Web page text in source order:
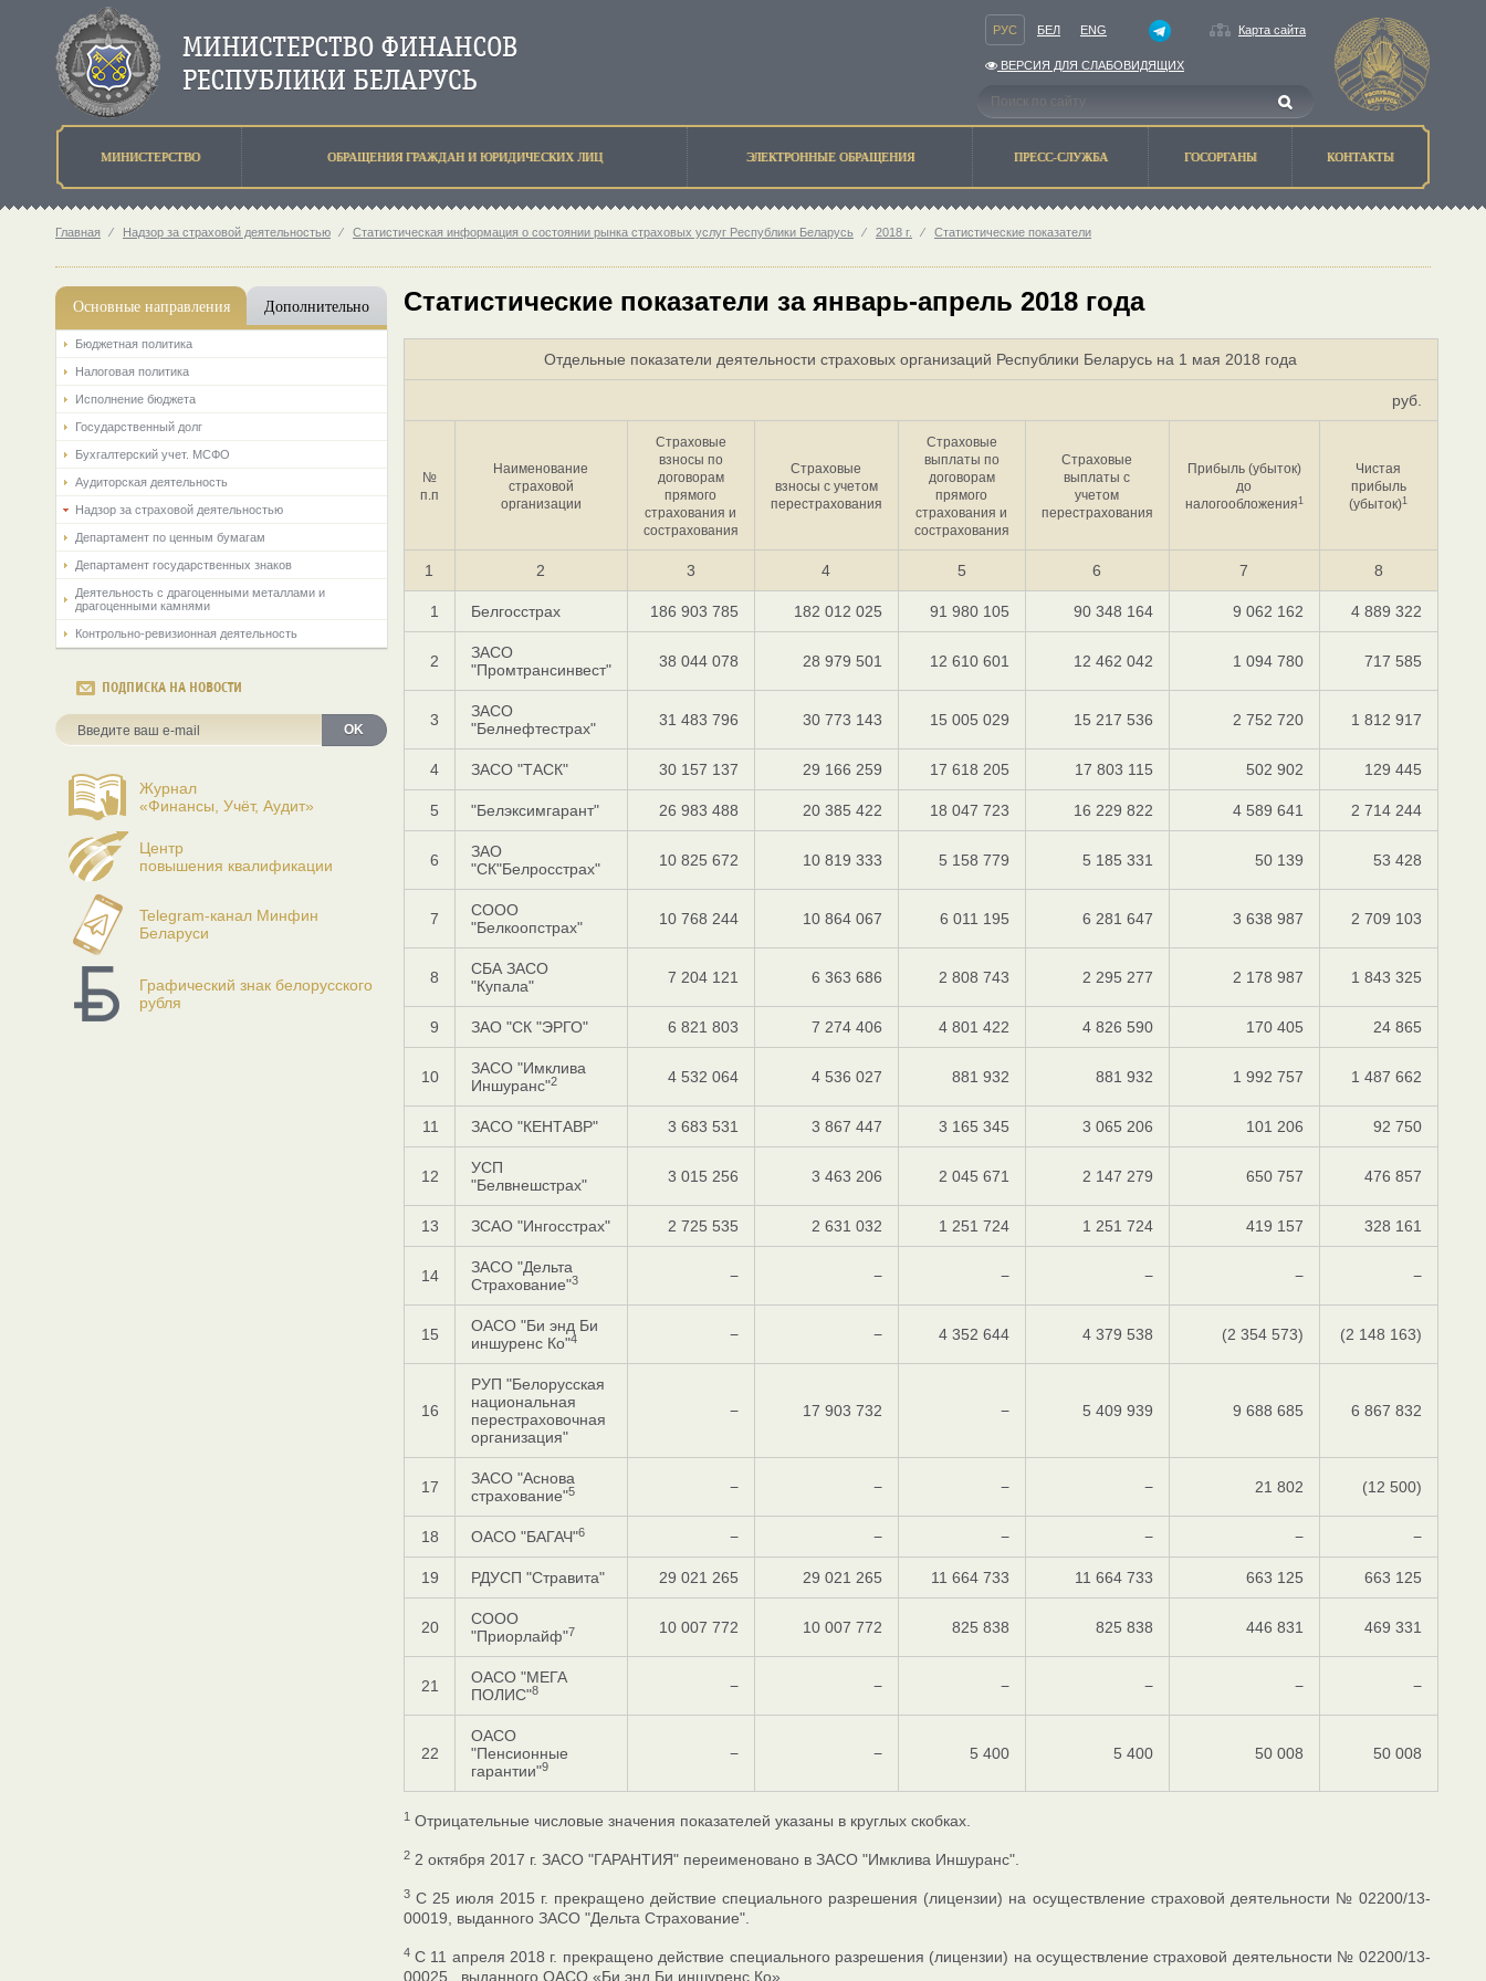
РУС БЕЛ ENG Карта сайта
ВЕРСИЯ ДЛЯ СЛАБОВИДЯЩИХ
МИНИСТЕРСТВО ОБРАЩЕНИЯ ГРАЖДАН И ЮРИДИЧЕСКИХ ЛИЦ ЭЛЕКТРОННЫЕ ОБРАЩЕНИЯ ПРЕСС-СЛУЖБА ГОСОРГАНЫ КОНТАКТЫ
Главная ⁄ Надзор за страховой деятельностью ⁄ Статистическая информация о состоянии рынка страховых услуг Республики Беларусь ⁄ 2018 г. ⁄ Статистические показатели
Основные направления Дополнительно
Бюджетная политика
Налоговая политика
Исполнение бюджета
Государственный долг
Бухгалтерский учет. МСФО
Аудиторская деятельность
Надзор за страховой деятельностью
Департамент по ценным бумагам
Департамент государственных знаков
Деятельность с драгоценными металлами и
драгоценными камнями
Контрольно-ревизионная деятельность
ПОДПИСКА НА НОВОСТИ
OK
Журнал
«Финансы, Учёт, Аудит»
Центр
повышения квалификации
Telegram-канал Минфин
Беларуси
Графический знак белорусского
рубля
Статистические показатели за январь-апрель 2018 года
Отдельные показатели деятельности страховых организаций Республики Беларусь на 1 мая 2018 года
руб.
№
п.п
Наименование
страховой
организации
Страховые
взносы по
договорам
прямого
страхования и
сострахования
Страховые
взносы с учетом
перестрахования
Страховые
выплаты по
договорам
прямого
страхования и
сострахования
Страховые
выплаты с
учетом
перестрахования
Прибыль (убыток)
до
налогообложения 1
Чистая
прибыль
(убыток)1
1 2 3 4 5 6 7 8
1 Белгосстрах 186 903 785 182 012 025 91 980 105 90 348 164 9 062 162 4 889 322
2
ЗАСО
"Промтрансинвест"
38 044 078 28 979 501 12 610 601 12 462 042 1 094 780 717 585
3
ЗАСО
"Белнефтестрах"
31 483 796 30 773 143 15 005 029 15 217 536 2 752 720 1 812 917
4 ЗАСО "ТАСК" 30 157 137 29 166 259 17 618 205 17 803 115 502 902 129 445
5 "Белэксимгарант" 26 983 488 20 385 422 18 047 723 16 229 822 4 589 641 2 714 244
6
ЗАО
"СК"Белросстрах"
10 825 672 10 819 333 5 158 779 5 185 331 50 139 53 428
7
СООО
"Белкоопстрах"
10 768 244 10 864 067 6 011 195 6 281 647 3 638 987 2 709 103
8
СБА ЗАСО
"Купала"
7 204 121 6 363 686 2 808 743 2 295 277 2 178 987 1 843 325
9 ЗАО "СК "ЭРГО" 6 821 803 7 274 406 4 801 422 4 826 590 170 405 24 865
10
ЗАСО "Имклива
Иншуранс"2 4 532 064 4 536 027 881 932 881 932 1 992 757 1 487 662
11 ЗАСО "КЕНТАВР" 3 683 531 3 867 447 3 165 345 3 065 206 101 206 92 750
12
УСП
"Белвнешстрах"
3 015 256 3 463 206 2 045 671 2 147 279 650 757 476 857
13 ЗСАО "Ингоcстрах" 2 725 535 2 631 032 1 251 724 1 251 724 419 157 328 161
14
ЗАСО "Дельта
Страхование"3 − − − − − −
15
ОАСО "Би энд Би
иншуренс Ко"4 − − 4 352 644 4 379 538 (2 354 573) (2 148 163)
16
РУП "Белорусская
национальная
перестраховочная
организация"
− 17 903 732 − 5 409 939 9 688 685 6 867 832
17
ЗАСО "Аснова
страхование"5 − − − − 21 802 (12 500)
18 ОАСО "БАГАЧ"6 − − − − − −
19 РДУСП "Стравита" 29 021 265 29 021 265 11 664 733 11 664 733 663 125 663 125
20
СООО
"Приорлайф"7 10 007 772 10 007 772 825 838 825 838 446 831 469 331
21
ОАСО "МЕГА
ПОЛИС"8 − − − − − −
22
ОАСО
"Пенсионные
гарантии"9
− − 5 400 5 400 50 008 50 008
1Отрицательные числовые значения показателей указаны в круглых скобках.
22 октября 2017 г. ЗАСО "ГАРАНТИЯ" переименовано в ЗАСО "Имклива Иншуранс".
3С 25 июля 2015 г. прекращено действие специального разрешения (лицензии) на осуществление страховой деятельности № 02200/13-
00019, выданного ЗАСО "Дельта Страхование".
4C 11 апреля 2018 г. прекращено действие специального разрешения (лицензии) на осуществление страховой деятельности № 02200/13-
00025., выданного ОАСО «Би энд Би иншуренс Ко».